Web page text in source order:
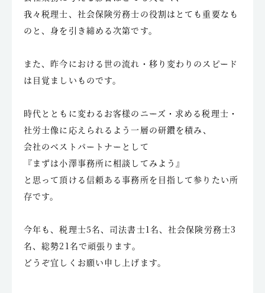
我々税理士、社会保険労務士の役割はとても重要なも
のと、身を引き締める次第です。
また、昨今における世の流れ・移り変わりのスピード
は目覚ましいものです。
時代とともに変わるお客様のニーズ・求める税理士・
社労士像に応えられるよう一層の研鑽を積み、
会社のベストパートナーとして
『まずは小澤事務所に相談してみよう』
と思って頂ける信頼ある事務所を目指して参りたい所
存です。
今年も、税理士5名、司法書士1名、社会保険労務士3
名、総勢21名で頑張ります。
どうぞ宜しくお願い申し上げます。